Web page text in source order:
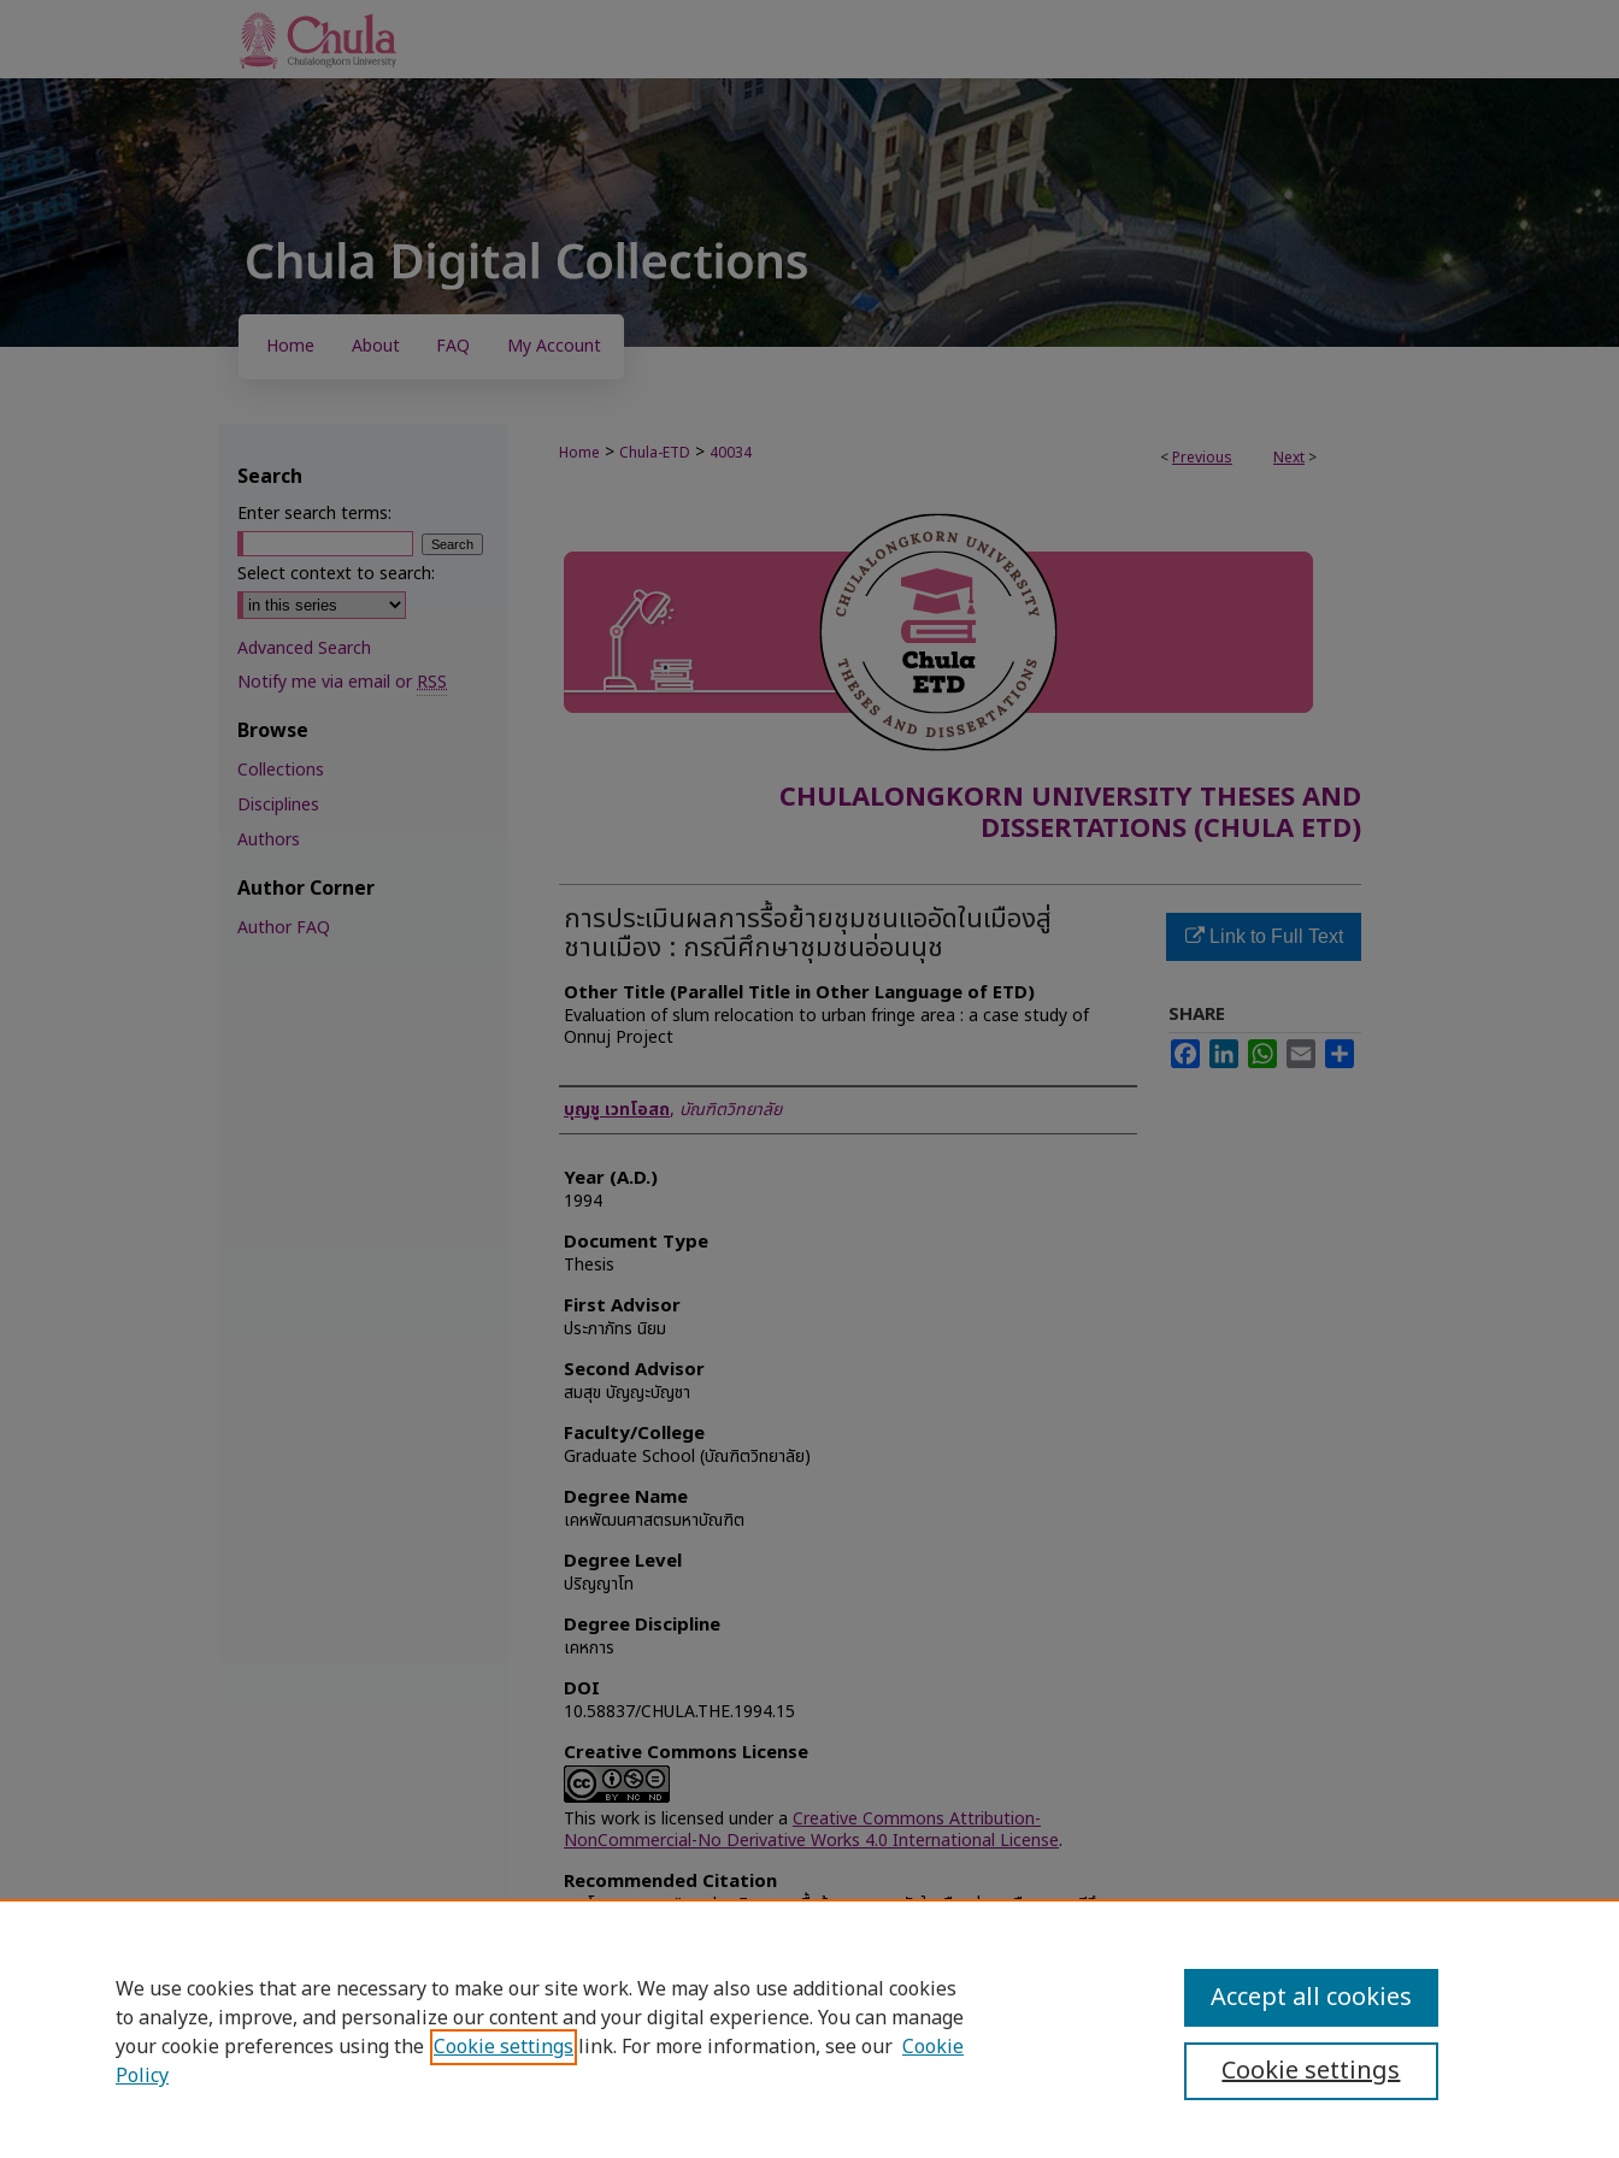
Home About FAQ My Account
< Previous Next >
Home > Chula-ETD > 40034
CHULALONGKORN UNIVERSITY THESES AND
DISSERTATIONS (CHULA ETD)
การประเมินผลการรื้อย้ายชุมชนแออัดในเมืองสู่
ชานเมือง : กรณีศึกษาชุมชนอ่อนนุช
Other Title (Parallel Title in Other Language of ETD)
Evaluation of slum relocation to urban fringe area : a case study of
Onnuj Project
Author
บุญชู เวทโอสถ, บัณฑิตวิทยาลัย
Year (A.D.)
1994
Document Type
Thesis
First Advisor
ประภาภัทร นิยม
Second Advisor
สมสุข บัญญะบัญชา
Faculty/College
Graduate School (บัณฑิตวิทยาลัย)
Degree Name
เคหพัฒนศาสตรมหาบัณฑิต
Degree Level
ปริญญาโท
Degree Discipline
เคหการ
DOI
10.58837/CHULA.THE.1994.15
Creative Commons License
This work is licensed under a Creative Commons Attribution-
NonCommercial-No Derivative Works 4.0 International License.
Recommended Citation
เวทโอสถ, บุญชู, "การประเมินผลการรื้อย้ายชุมชนแออัดในเมืองสู่ชานเมือง : กรณีศึกษา
Link to Full Text
SHARE
FacebookLinkedInWhatsApp
Email
Search
Enter search terms:
Select context to search:
Advanced Search
Notify me via email or RSS
Browse
Collections
Disciplines
Authors
Author Corner
Author FAQ
Accessibility Statement
We use cookies that are necessary to make our site work. We may also use additional cookies
to analyze, improve, and personalize our content and your digital experience. You can manage
your cookie preferences using the Cookie settings link. For more information, see our Cookie
Policy
Cookie settings
Accept all cookies